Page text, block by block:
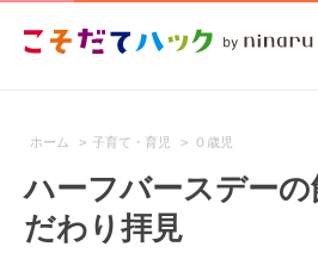
ホーム > 子育て・育児 > ０歳児
ハーフバースデー
だわり拝見